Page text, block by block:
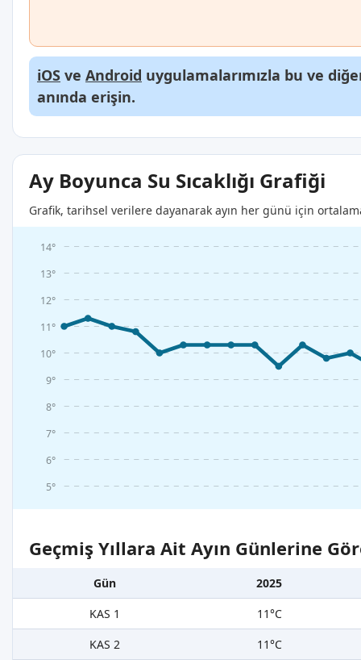
iOS ve Android uygulamalarımızla bu ve
anında erişin.
Ay Boyunca Su Sıcaklığı Grafiği
Grafik, tarihsel verilere dayanarak ayın her günü için
5°
6°
7°
8°
9°
10°
11°
12°
13°
14°
Geçmiş Yıllara Ait Ayın Günlerine
Gün
2025
KAS 1
11°C
KAS 2
11°C